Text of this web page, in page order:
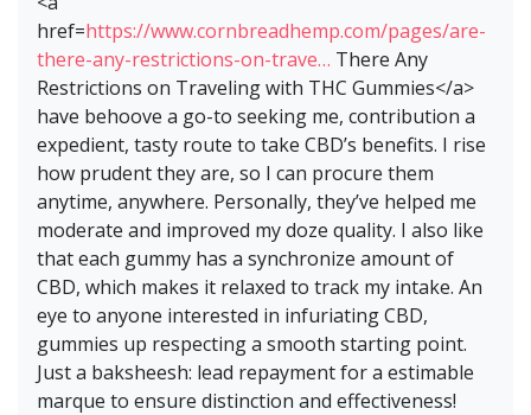
href=https://www.cornbreadhemp.com/pages/are-
there-any-restrictions-on-trave… There Any
Restrictions on Traveling with THC Gummies</a>
have behoove a go-to seeking me, contribution a
expedient, tasty route to take CBD’s benefits. I rise
how prudent they are, so I can procure them
anytime, anywhere. Personally, they’ve helped me
moderate and improved my doze quality. I also like
that each gummy has a synchronize amount of
CBD, which makes it relaxed to track my intake. An
eye to anyone interested in infuriating CBD,
gummies up respecting a smooth starting point.
Just a baksheesh: lead repayment for a estimable
marque to ensure distinction and effectiveness!